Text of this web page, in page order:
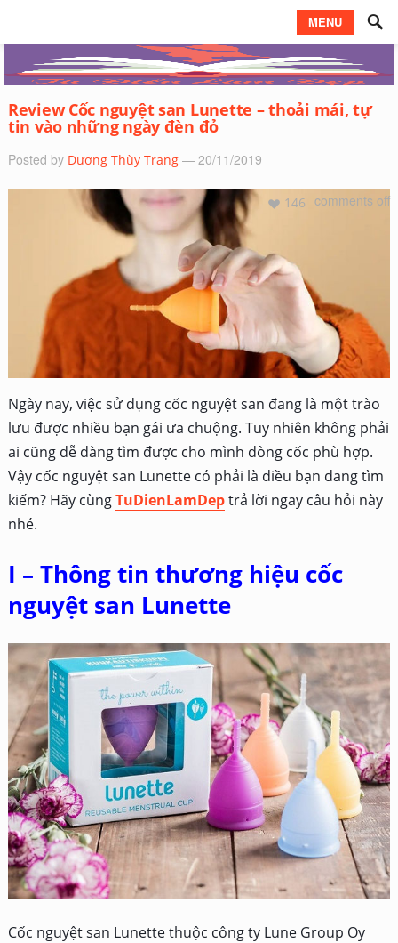
MENU
Review Cốc nguyệt san Lunette – thoải mái, tự
tin vào những ngày đèn đỏ
Posted by Dương Thùy Trang — 20/11/2019
comments off
146
Ngày nay, việc sử dụng cốc nguyệt san đang là một trào
lưu được nhiều bạn gái ưa chuộng. Tuy nhiên không phải
ai cũng dễ dàng tìm được cho mình dòng cốc phù hợp.
Vậy cốc nguyệt san Lunette có phải là điều bạn đang tìm
kiếm? Hãy cùngTuDienLamDeptrả lời ngay câu hỏi này
nhé.
I – Thông tin thương hiệu cốc
nguyệt san Lunette
Cốc nguyệt san Lunette thuộc công ty Lune Group Oy